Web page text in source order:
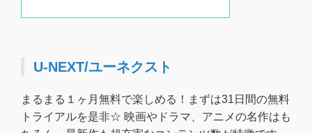
U-NEXT/ユーネクスト
まるまる１ヶ月無料で楽しめる！まずは31日間の無料
トライアルを是非☆ 映画やドラマ、アニメの名作はも